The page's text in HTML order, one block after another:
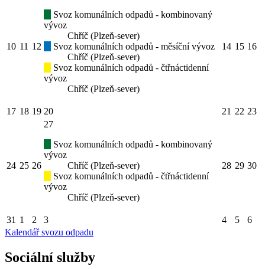
10 11 12
Svoz komunálních odpadů - kombinovaný
vývoz
Chříč (Plzeň-sever)
Svoz komunálních odpadů - měsíční vývoz
Chříč (Plzeň-sever)
Svoz komunálních odpadů - čtřnáctidenní
vývoz
Chříč (Plzeň-sever)
14 15 16
17 18 19 20 21 22 23
24 25 26
27
Svoz komunálních odpadů - kombinovaný
vývoz
Chříč (Plzeň-sever)
Svoz komunálních odpadů - čtřnáctidenní
vývoz
Chříč (Plzeň-sever)
28 29 30
31 1 2 3 4 5
6
Kalendář svozu odpadu
Sociální služby